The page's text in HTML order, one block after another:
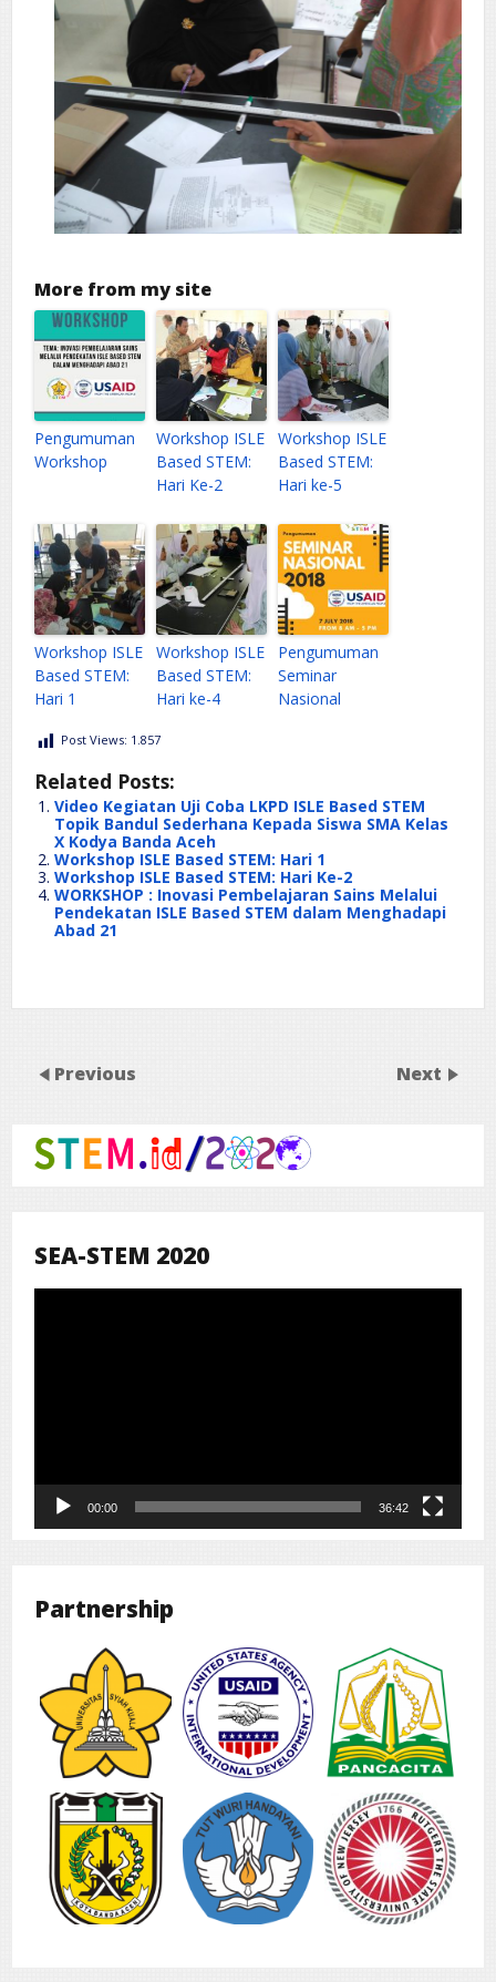
More from my site
Pengumuman
Workshop
Workshop ISLE
Based STEM:
Hari Ke-2
Workshop ISLE
Based STEM:
Hari ke-5
Workshop ISLE
Based STEM:
Hari 1
Workshop ISLE
Based STEM:
Hari ke-4
Pengumuman
Seminar
Nasional
Post Views: 1.857
Related Posts:
Video Kegiatan Uji Coba LKPD ISLE Based STEM
Topik Bandul Sederhana Kepada Siswa SMA Kelas
X Kodya Banda Aceh
Workshop ISLE Based STEM: Hari 1
Workshop ISLE Based STEM: Hari Ke-2
WORKSHOP : Inovasi Pembelajaran Sains Melalui
Pendekatan ISLE Based STEM dalam Menghadapi
Abad 21
Previous Next
SEA-STEM 2020
Pemutar
00:00 36:42
Partnership